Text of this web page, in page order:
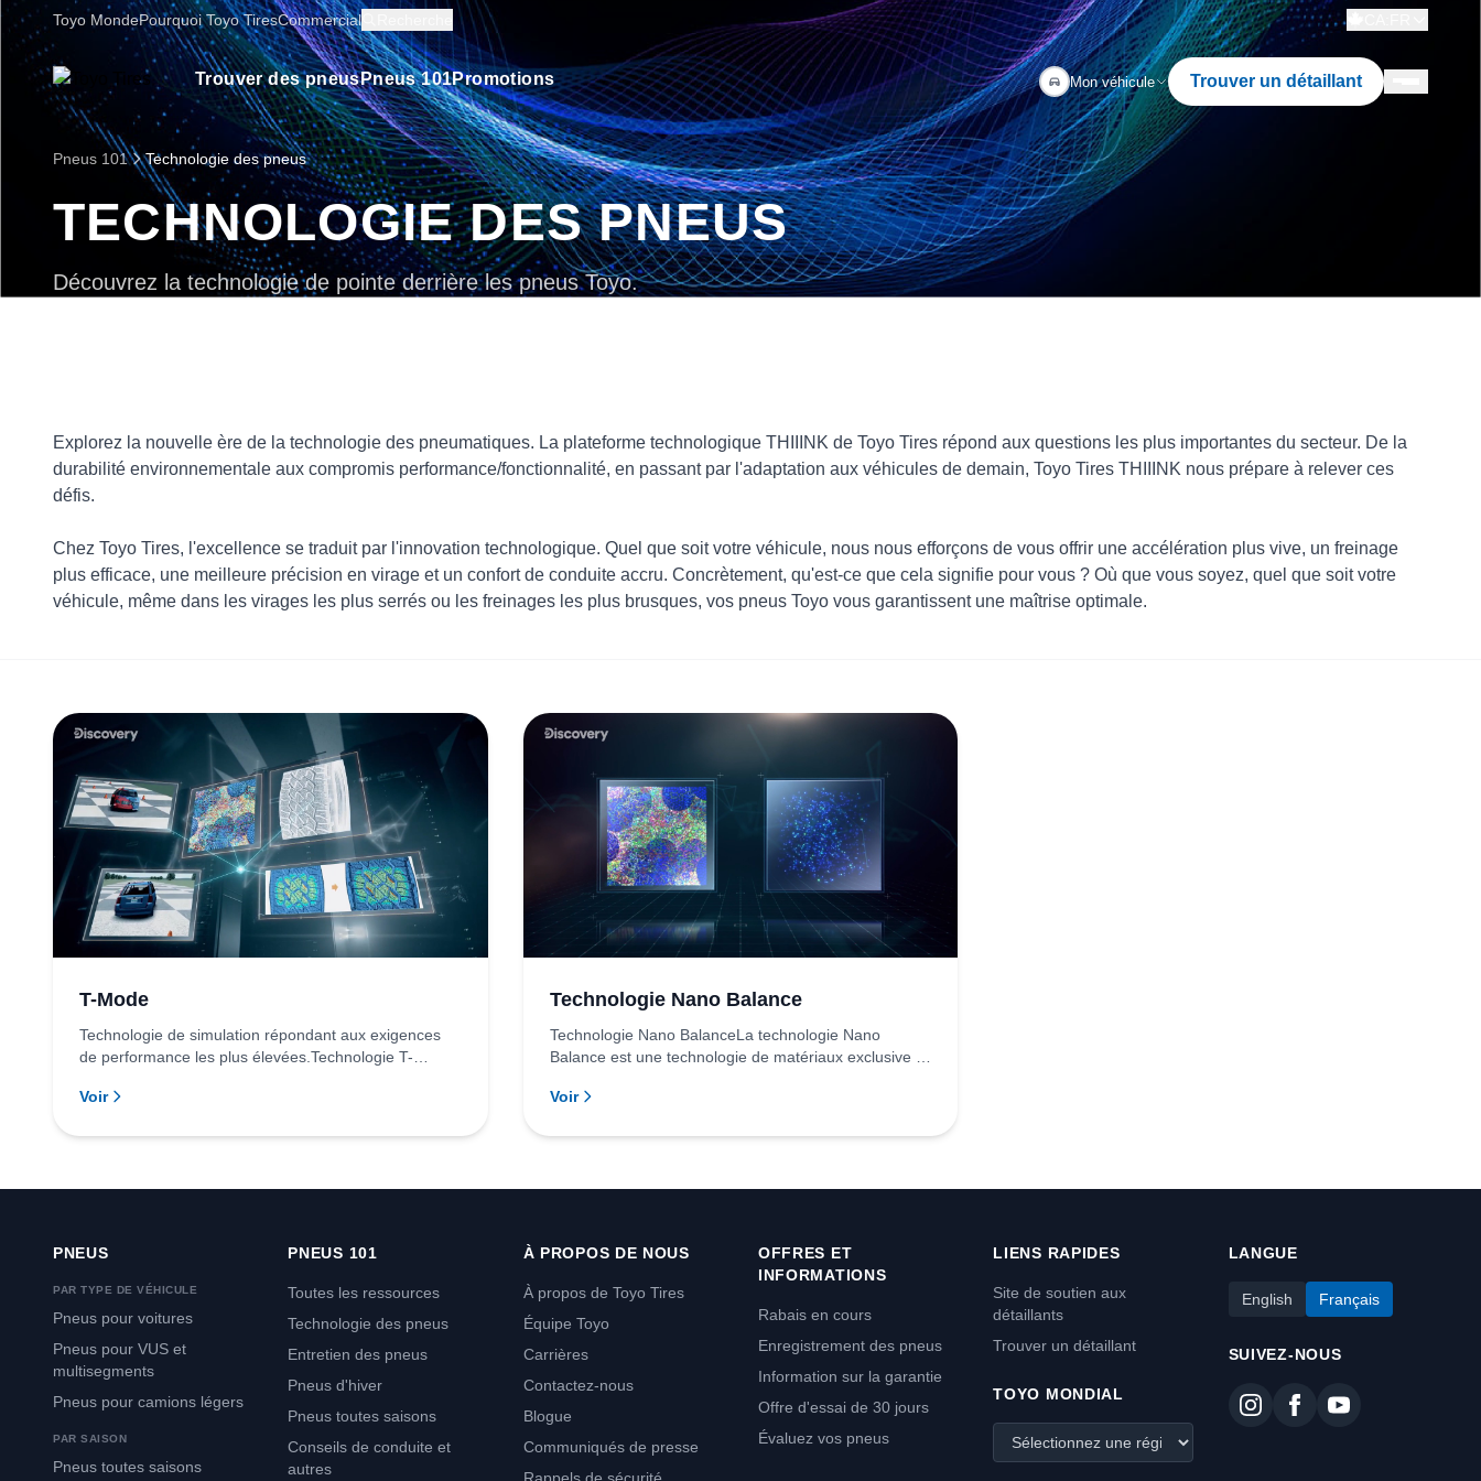
Toyo MondePourquoi Toyo TiresCommercial
Trouver des pneusPneus 101Promotions Mon véhicule Trouver un détaillant
Pneus 101 Technologie des pneus
TECHNOLOGIE DES PNEUS
Découvrez la technologie de pointe derrière les pneus Toyo.
Explorez la nouvelle ère de la technologie des pneumatiques. La plateforme technologique THIIINK de Toyo Tires répond aux questions les plus importantes du secteur. De la
durabilité environnementale aux compromis performance/fonctionnalité, en passant par l'adaptation aux véhicules de demain, Toyo Tires THIIINK nous prépare à relever ces
défis.
Chez Toyo Tires, l'excellence se traduit par l'innovation technologique. Quel que soit votre véhicule, nous nous efforçons de vous offrir une accélération plus vive, un freinage
plus efficace, une meilleure précision en virage et un confort de conduite accru. Concrètement, qu'est-ce que cela signifie pour vous ? Où que vous soyez, quel que soit votre
véhicule, même dans les virages les plus serrés ou les freinages les plus brusques, vos pneus Toyo vous garantissent une maîtrise optimale.
T-Mode
Technologie de simulation répondant aux exigences
de performance les plus élevées.Technologie T-
Voir
Technologie Nano Balance
Technologie Nano BalanceLa technologie Nano
Balance est une technologie de matériaux exclusive à
Voir
PNEUS
PAR TYPE DE VÉHICULE
Pneus pour voitures
Pneus pour VUS et
multisegments
Pneus pour camions légers
PAR SAISON
Pneus toutes saisons
PNEUS 101
Toutes les ressources
Technologie des pneus
Entretien des pneus
Pneus d'hiver
Pneus toutes saisons
Conseils de conduite et
autres
À PROPOS DE NOUS
À propos de Toyo Tires
Équipe Toyo
Carrières
Contactez-nous
Blogue
Communiqués de presse
OFFRES ET
INFORMATIONS
Rabais en cours
Enregistrement des pneus
Information sur la garantie
Offre d'essai de 30 jours
Évaluez vos pneus
LIENS RAPIDES
Site de soutien aux
détaillants
Trouver un détaillant
TOYO MONDIAL
LANGUE
English Français
SUIVEZ-NOUS